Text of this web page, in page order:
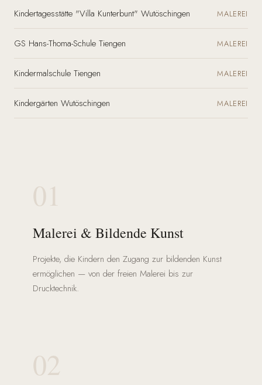
Kindertagesstätte "Villa Kunterbunt" Wutöschingen MALEREI
GS Hans-Thoma-Schule Tiengen MALEREI
Kindermalschule Tiengen MALEREI
Kindergärten Wutöschingen MALEREI
01
Malerei & Bildende Kunst
Projekte, die Kindern den Zugang zur bildenden Kunst
ermöglichen — von der freien Malerei bis zur
Drucktechnik.
02